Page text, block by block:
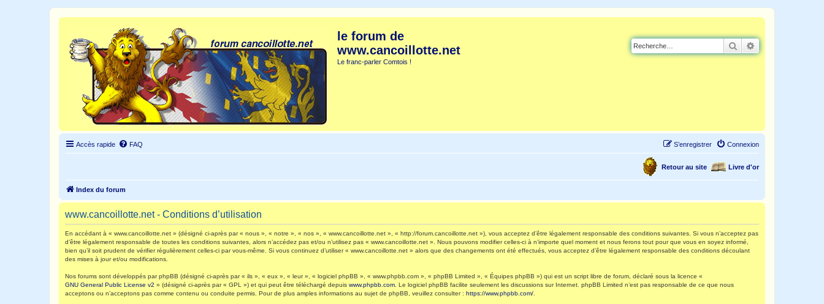
le forum de
www.cancoillotte.net
Le franc-parler Comtois !
Rechercher
Accès rapide FAQ Connexion
S’enregistrer
Livre d'or
Retour au site
Index du forum
www.cancoillotte.net - Conditions d’utilisation
En accédant à « www.cancoillotte.net » (désigné ci-après par « nous », « notre », « nos », « www.cancoillotte.net », « http://forum.cancoillotte.net »), vous acceptez d’être légalement responsable des conditions suivantes. Si vous n’acceptez pas
d’être légalement responsable de toutes les conditions suivantes, alors n’accédez pas et/ou n’utilisez pas « www.cancoillotte.net ». Nous pouvons modifier celles-ci à n’importe quel moment et nous ferons tout pour que vous en soyez informé,
bien qu’il soit prudent de vérifier régulièrement celles-ci par vous-même. Si vous continuez d’utiliser « www.cancoillotte.net » alors que des changements ont été effectués, vous acceptez d’être légalement responsable des conditions découlant
des mises à jour et/ou modifications.
Nos forums sont développés par phpBB (désigné ci-après par « ils », « eux », « leur », « logiciel phpBB », « www.phpbb.com », « phpBB Limited », « Équipes phpBB ») qui est un script libre de forum, déclaré sous la licence «
GNU General Public License v2 » (désigné ci-après par « GPL ») et qui peut être téléchargé depuis www.phpbb.com . Le logiciel phpBB facilite seulement les discussions sur Internet. phpBB Limited n’est pas responsable de ce que nous
acceptons ou n’acceptons pas comme contenu ou conduite permis. Pour de plus amples informations au sujet de phpBB, veuillez consulter : https://www.phpbb.com/